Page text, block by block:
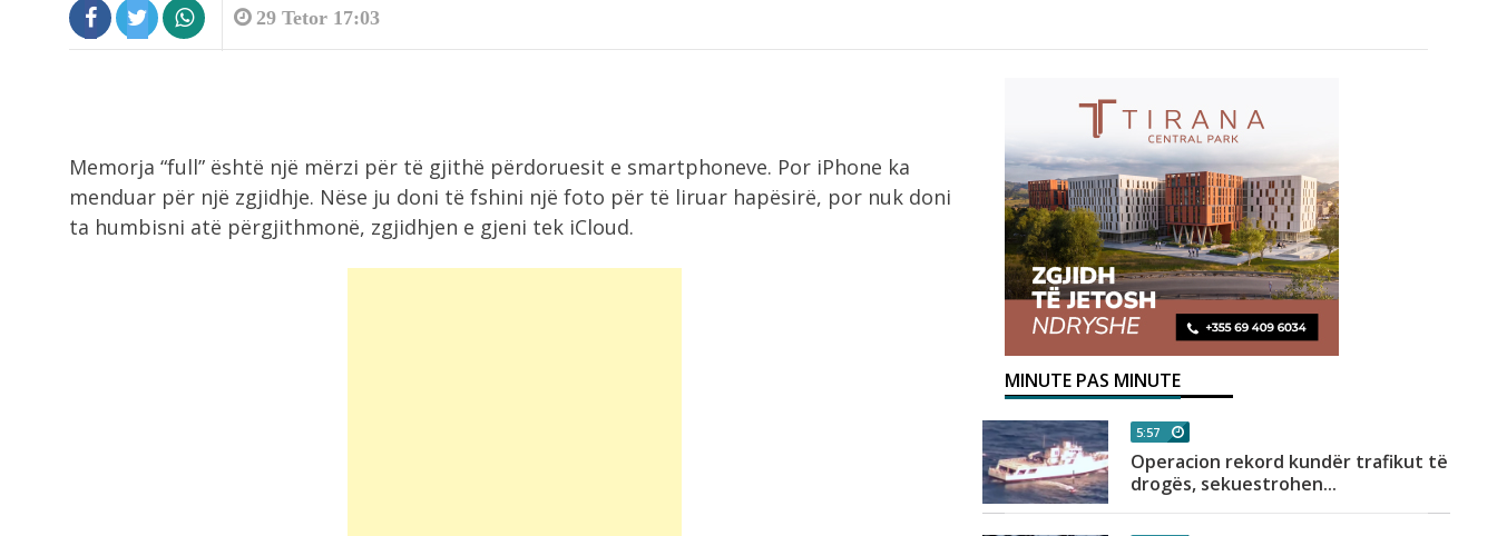
29 Tetor 17:03
Memorja “full” është një mërzi për të gjithë përdoruesit e smartphoneve. Por iPhone ka
menduar për një zgjidhje. Nëse ju doni të fshini një foto për të liruar hapësirë, por nuk doni
ta humbisni atë përgjithmonë, zgjidhjen e gjeni tek iCloud.
MINUTE PAS MINUTE
5:57
Operacion rekord kundër trafikut të
drogës, sekuestrohen...